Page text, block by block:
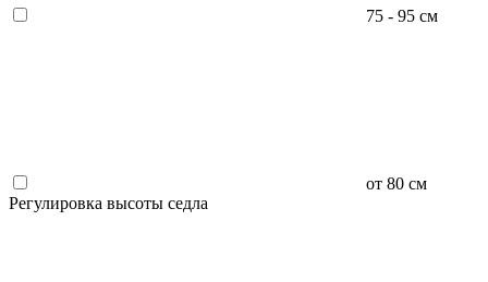
75 - 95 см
от 80 см
Регулировка высоты седла